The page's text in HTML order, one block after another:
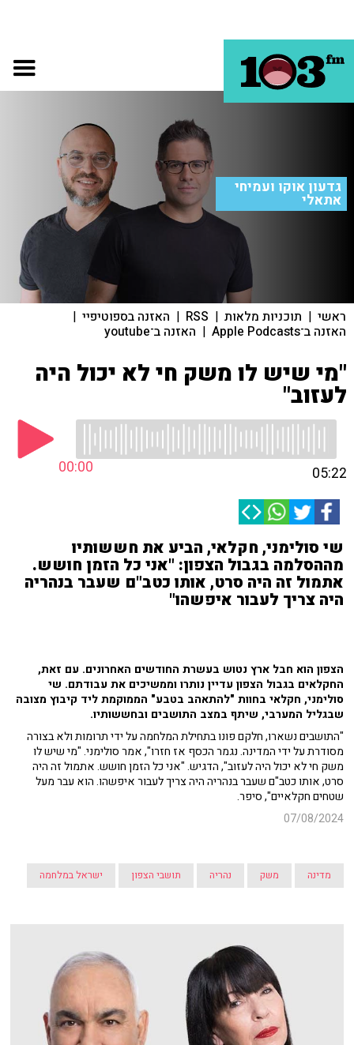
גדעון אוקו ועמיחי
אתאלי
ראשי | תוכניות מלאות |
RSS
| האזנה בספוטיפיי |
האזנה ב־Apple Podcasts | האזנה ב־youtube
"מי שיש לו משק חי לא יכול היה
לעזוב"
00:00 05:22
שי סולימני, חקלאי, הביע את חששותיו
מההסלמה בגבול הצפון: "אני כל הזמן חושש.
אתמול זה היה סרט, אותו כטב"ם שעבר בנהריה
היה צריך לעבור איפשהו"
הצפון הוא חבל ארץ נטוש בעשרת החודשים האחרונים. עם זאת,
החקלאים בגבול הצפון עדיין נותרו וממשיכים את עבודתם. שי
סולימני, חקלאי בחוות "להתאהב בטבע" הממוקמת ליד קיבוץ מצובה
שבגליל המערבי, שיתף במצב התושבים ובחששותיו.
"התושבים נשארו, חלקם פונו בתחילת המלחמה על ידי תרומות ולא בצורה
מסודרת על ידי המדינה. נגמר הכסף אז חזרו", אמר סולימני. "מי שיש לו
משק חי לא יכול היה לעזוב", הדגיש. "אני כל הזמן חושש. אתמול זה היה
סרט, אותו כטב"ם שעבר בנהריה היה צריך לעבור איפשהו. הוא עבר מעל
שטחים חקלאיים", סיפר.
07/08/2024
מדינה משק נהריה תושבי הצפון ישראל במלחמה